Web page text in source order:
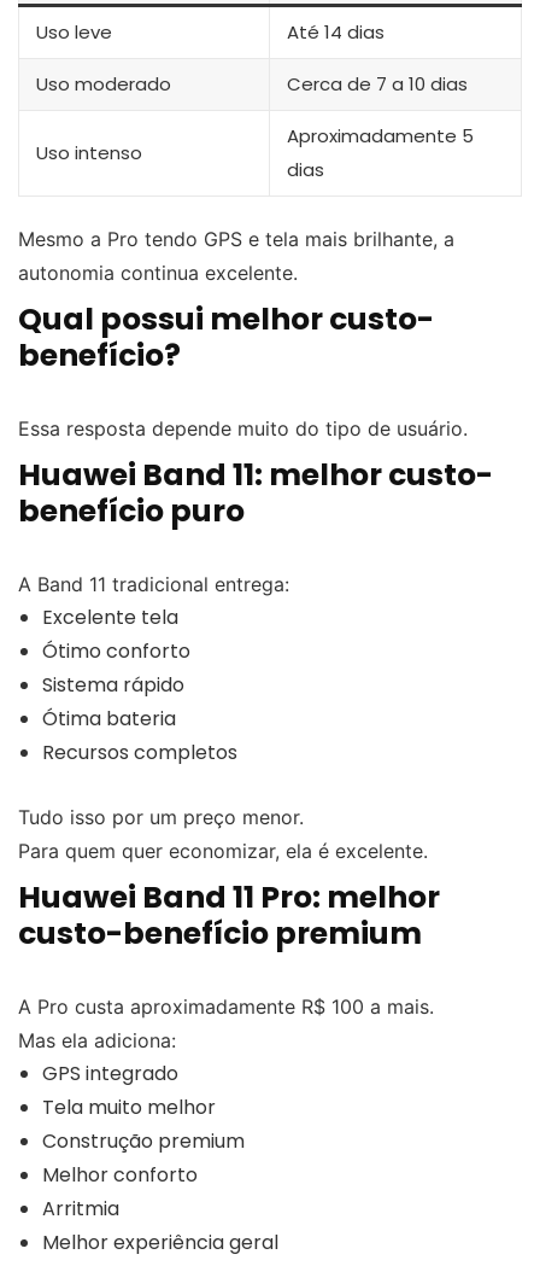
Uso leve Até 14 dias
Uso moderado Cerca de 7 a 10 dias
Uso intenso
Aproximadamente 5
dias
Mesmo a Pro tendo GPS e tela mais brilhante, a
autonomia continua excelente.
Qual possui melhor custo-
benefício?
Essa resposta depende muito do tipo de usuário.
Huawei Band 11: melhor custo-
benefício puro
A Band 11 tradicional entrega:
Excelente tela
Ótimo conforto
Sistema rápido
Ótima bateria
Recursos completos
Tudo isso por um preço menor.
Para quem quer economizar, ela é excelente.
Huawei Band 11 Pro: melhor
custo-benefício premium
A Pro custa aproximadamente R$ 100 a mais.
Mas ela adiciona:
GPS integrado
Tela muito melhor
Construção premium
Melhor conforto
Arritmia
Melhor experiência geral